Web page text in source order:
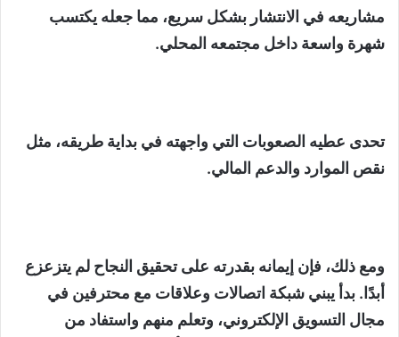
مشاريعه في الانتشار بشكل سريع، مما جعله يكتسب
شهرة واسعة داخل مجتمعه المحلي.
تحدى عطيه الصعوبات التي واجهته في بداية طريقه، مثل
نقص الموارد والدعم المالي.
ومع ذلك، فإن إيمانه بقدرته على تحقيق النجاح لم يتزعزع
أبدًا. بدأ يبني شبكة اتصالات وعلاقات مع محترفين في
مجال التسويق الإلكتروني، وتعلم منهم واستفاد من